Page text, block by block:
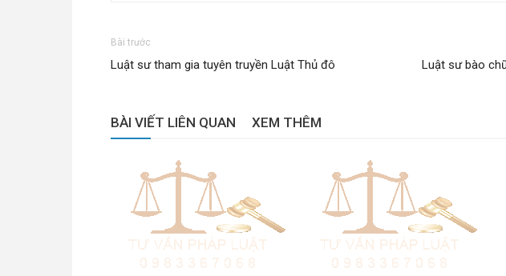
Bài trước
Luật sư tham gia tuyên truyền Luật Thủ đô Luật sư bào
BÀI VIẾT LIÊN QUAN XEM THÊM